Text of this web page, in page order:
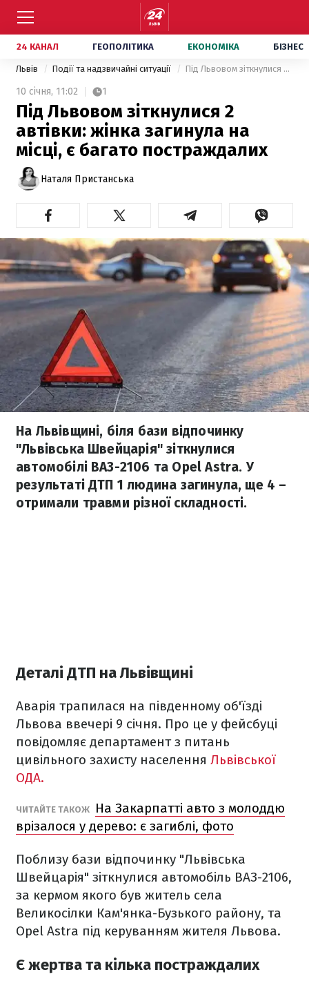
24 КАНАЛ ГЕОПОЛІТИКА ЕКОНОМІКА БІЗНЕС
Львів Події та надзвичайні ситуації Під Львовом зіткнулися 2 автівки: жінка загинула на місці, є багато постраждалих
10 січня, 11:02 1
Під Львовом зіткнулися 2
автівки: жінка загинула на
місці, є багато постраждалих
Наталя Пристанська
На Львівщині, біля бази відпочинку
"Львівська Швейцарія" зіткнулися
автомобілі ВАЗ-2106 та Opel Astra. У
результаті ДТП 1 людина загинула, ще 4 –
отримали травми різної складності.
Деталі ДТП на Львівщині
Аварія трапилася на південному об'їзді
Львова ввечері 9 січня. Про це у фейсбуці
повідомляє департамент з питань
цивільного захисту населення Львівської
ОДА.
ЧИТАЙТЕ ТАКОЖ
На Закарпатті авто з молоддю
врізалося у дерево: є загиблі, фото
Поблизу бази відпочинку "Львівська
Швейцарія" зіткнулися автомобіль ВАЗ-2106,
за кермом якого був житель села
Великосілки Кам'янка-Бузького району, та
Opel Astra під керуванням жителя Львова.
Є жертва та кілька постраждалих